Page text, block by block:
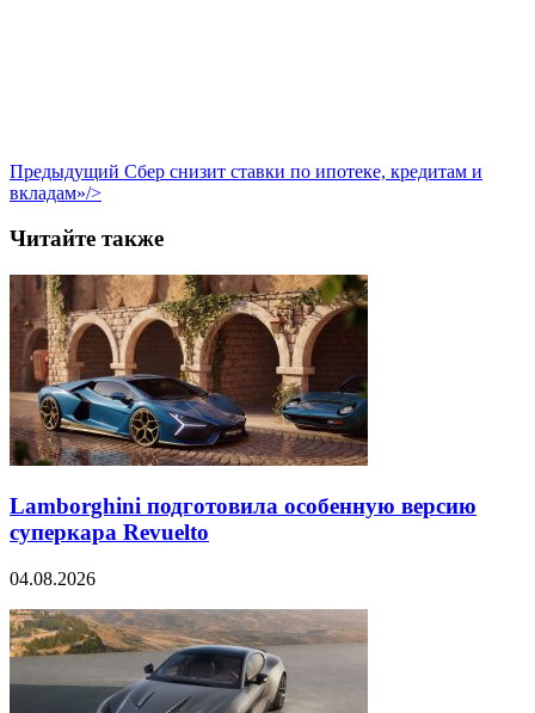
Предыдущий Сбер снизит ставки по ипотеке, кредитам и
вкладам»/>
Читайте также
Lamborghini подготовила особенную версию
суперкара Revuelto
04.08.2026